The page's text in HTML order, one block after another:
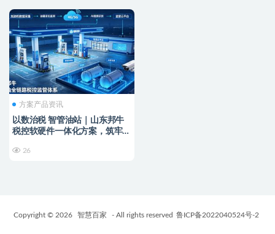
方案产品资讯
以数治税 智管油站｜山东邦牛
税控软硬件一体化方案，筑牢成
26
Copyright © 2026 智慧百家 - All rights reserved 鲁ICP备2022040524号-2